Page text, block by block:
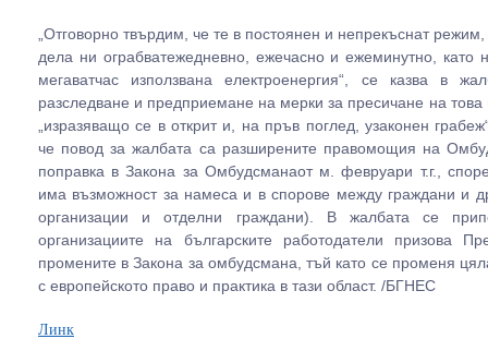
„Отговорно твърдим, че те в постоянен и непрекъснат
дела ни ограбватежедневно, ежечасно и ежеминутно, като
мегаватчас използвана електроенергия“, се казва в
разследване и предприемане на мерки за пресичане на
„изразяващо се в открит и, на пръв поглед, узаконен
че повод за жалбата са разширените правомощия на
поправка в Закона за Омбудсманаот м. февруари т.г.,
има възможност за намеса и в спорове между граждани и
организации и отделни граждани). В жалбата се
организациите на българските работодатели призова
промените в Закона за омбудсмана, тъй като се променя
с европейското право и практика в тази област. /БГНЕС
Линк